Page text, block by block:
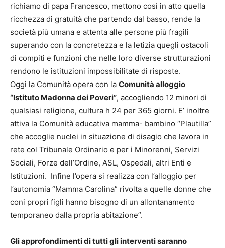
richiamo di papa Francesco, mettono così in atto quella
ricchezza di gratuità che partendo dal basso, rende la
società più umana e attenta alle persone più fragili
superando con la concretezza e la letizia quegli ostacoli
di compiti e funzioni che nelle loro diverse strutturazioni
rendono le istituzioni impossibilitate di risposte.
Oggi la Comunità opera con la Comunità alloggio
“Istituto Madonna dei Poveri”, accogliendo 12 minori di
qualsiasi religione, cultura h 24 per 365 giorni. E’ inoltre
attiva la Comunità educativa mamma- bambino “Plautilla”
che accoglie nuclei in situazione di disagio che lavora in
rete col Tribunale Ordinario e per i Minorenni, Servizi
Sociali, Forze dell’Ordine, ASL, Ospedali, altri Enti e
Istituzioni. Infine l’opera si realizza con l’alloggio per
l’autonomia “Mamma Carolina” rivolta a quelle donne che
coni propri figli hanno bisogno di un allontanamento
temporaneo dalla propria abitazione”.
Gli approfondimenti di tutti gli interventi saranno